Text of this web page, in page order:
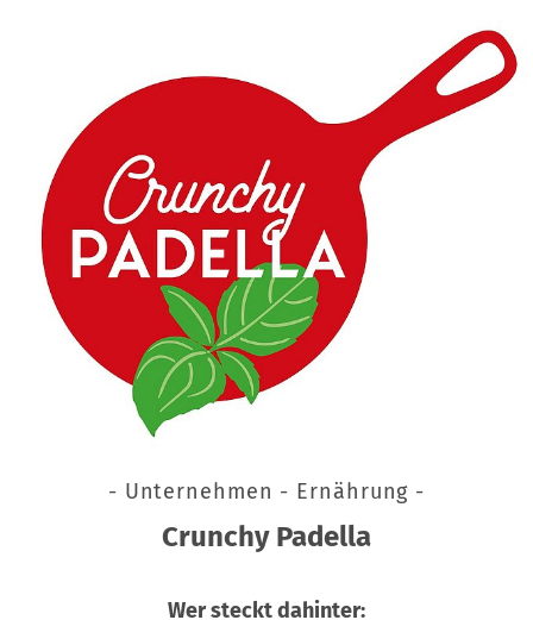
- Unternehmen - Ernährung -
Crunchy Padella
Wer steckt dahinter: